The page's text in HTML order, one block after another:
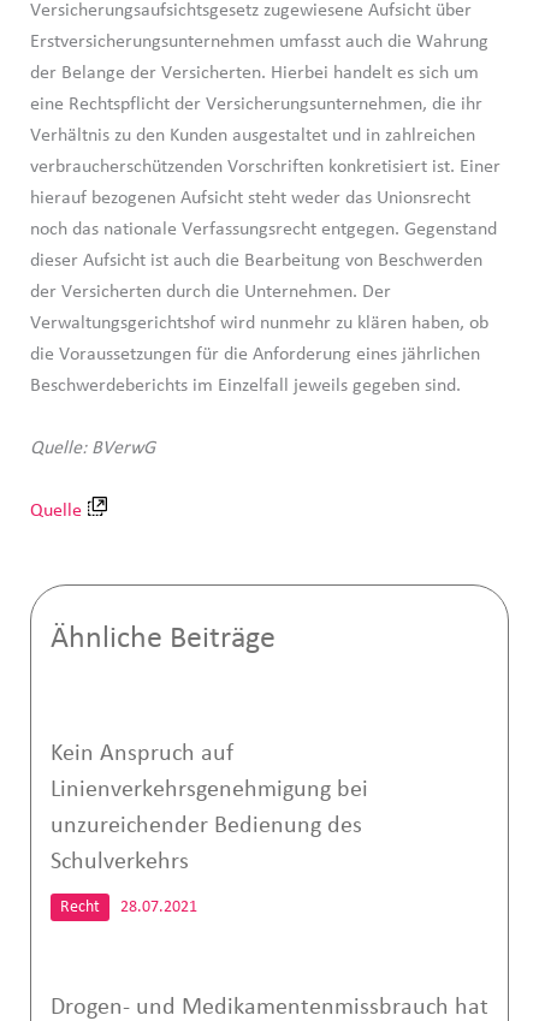
Versicherungsaufsichtsgesetz zugewiesene Aufsicht über
Erstversicherungsunternehmen umfasst auch die Wahrung
der Belange der Versicherten. Hierbei handelt es sich um
eine Rechtspflicht der Versicherungsunternehmen, die ihr
Verhältnis zu den Kunden ausgestaltet und in zahlreichen
verbraucherschützenden Vorschriften konkretisiert ist. Einer
hierauf bezogenen Aufsicht steht weder das Unionsrecht
noch das nationale Verfassungsrecht entgegen. Gegenstand
dieser Aufsicht ist auch die Bearbeitung von Beschwerden
der Versicherten durch die Unternehmen. Der
Verwaltungsgerichtshof wird nunmehr zu klären haben, ob
die Voraussetzungen für die Anforderung eines jährlichen
Beschwerdeberichts im Einzelfall jeweils gegeben sind.
Quelle: BVerwG
Quelle
Ähnliche Beiträge
Kein Anspruch auf
Linienverkehrsgenehmigung bei
unzureichender Bedienung des
Schulverkehrs
Recht 28.07.2021
Drogen- und Medikamentenmissbrauch hat